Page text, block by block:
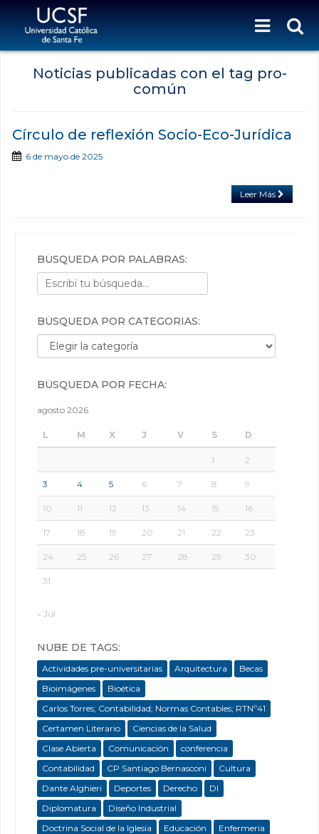
Noticias publicadas con el tag pro-
común
Círculo de reflexión Socio-Eco-Jurídica
6 de mayo de 2025
Leer Más
BÚSQUEDA POR PALABRAS:
BÚSQUEDA POR CATEGORÍAS:
Búsqueda por categorías:
BÚSQUEDA POR FECHA:
agosto 2026
L M X J V S D
1 2
3 4 5 6 7 8 9
10 11 12 13 14 15 16
17 18 19 20 21 22 23
24 25 26 27 28 29 30
31
« Jul
NUBE DE TAGS:
Actividades pre-universitarias Arquitectura
Becas
Bioimágenes
Bioética
Carlos Torres; Contabilidad; Normas Contables; RTNº41
Certamen Literario
Ciencias de la Salud
Clase Abierta
Comunicación
conferencia
Contabilidad
CP Santiago Bernasconi
Cultura
Dante Alghieri
Deportes Derecho
DI
Diplomatura
Diseño Industrial
Doctrina Social de la Iglesia
Educación
Enfermeria